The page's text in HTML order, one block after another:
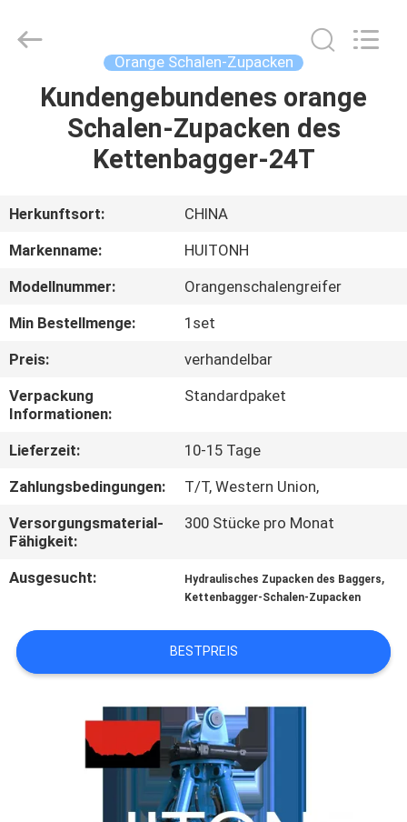
HAUSE
VR-
SHOW
ÜBER
UNS
WERKSBESICHTIGUNG
QUALITÄTSKONTROLLE
NEUIGKEITEN
BITTE UM
EIN
ANGEBOT
SEITENVERZEICHNIS
DATENSCHUTZ-
BESTIMMUNGEN
Orange Schalen-Zupacken
Kundengebundenes orange
Schalen-Zupacken des
Kettenbagger-24T
Herkunftsort:
CHINA
Markenname:
HUITONH
Modellnummer:
Orangenschalengreifer
Min Bestellmenge:
1set
Preis:
verhandelbar
Verpackung
Informationen:
Standardpaket
Lieferzeit:
10-15 Tage
Zahlungsbedingungen:
T/T, Western Union,
Versorgungsmaterial-
Fähigkeit:
300 Stücke pro Monat
Ausgesucht: Hydraulisches Zupacken des Baggers,
Kettenbagger-Schalen-Zupacken
BESTPREIS